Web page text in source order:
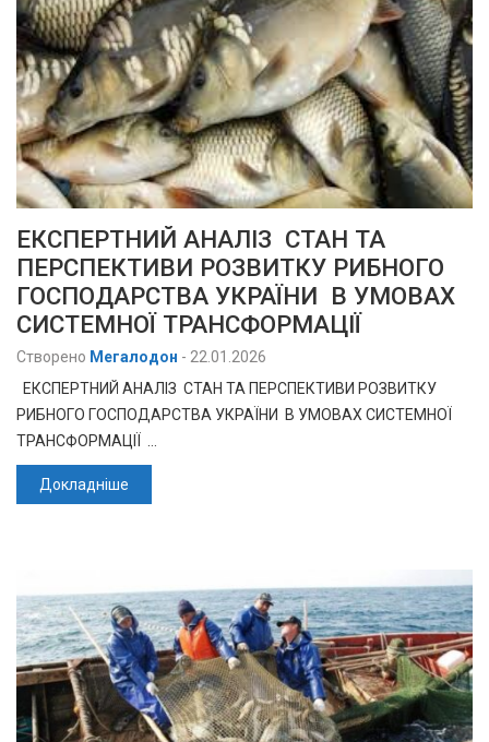
ЕКСПЕРТНИЙ АНАЛІЗ СТАН ТА
ПЕРСПЕКТИВИ РОЗВИТКУ РИБНОГО
ГОСПОДАРСТВА УКРАЇНИ В УМОВАХ
СИСТЕМНОЇ ТРАНСФОРМАЦІЇ
Створено Мегалодон - 22.01.2026
ЕКСПЕРТНИЙ АНАЛІЗ СТАН ТА ПЕРСПЕКТИВИ РОЗВИТКУ
РИБНОГО ГОСПОДАРСТВА УКРАЇНИ В УМОВАХ СИСТЕМНОЇ
ТРАНСФОРМАЦІЇ …
Докладніше